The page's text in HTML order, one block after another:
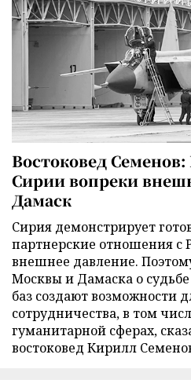
Востоковед Семенов:
Сирии вопреки
Дамаск
Сирия демонстрирует
партнерские отношения с
внешнее давление.
Москвы и Дамаска о
баз создают возможности
сотрудничества, в том
гуманитарной сферах,
востоковед Кирилл